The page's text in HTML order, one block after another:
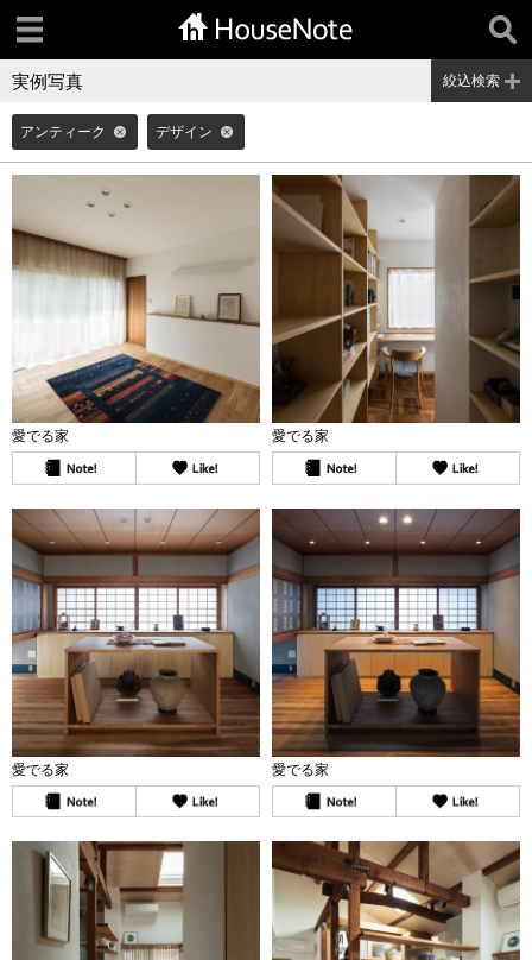
実例写真 絞込検索
アンティーク デザイン
愛でる家 愛でる家
愛でる家 愛でる家